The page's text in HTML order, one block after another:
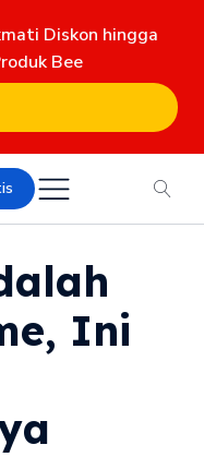
Diskon hingga
Bee
Ini